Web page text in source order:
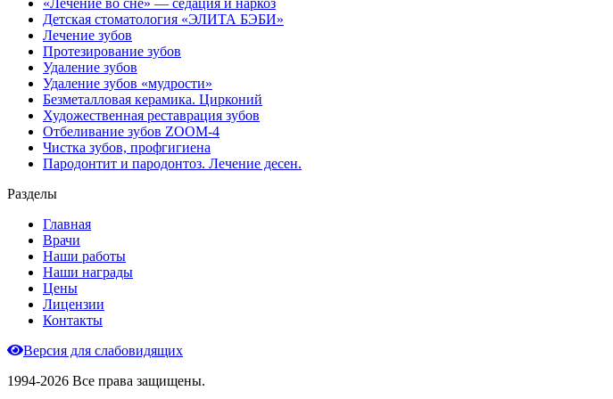
Детская стоматология «ЭЛИТА БЭБИ»
Лечение зубов
Протезирование зубов
Удаление зубов
Удаление зубов «мудрости»
Безметалловая керамика. Цирконий
Художественная реставрация зубов
Отбеливание зубов ZOOM-4
Чистка зубов, профгигиена
Пародонтит и пародонтоз. Лечение десен.
Разделы
Главная
Врачи
Наши работы
Наши награды
Цены
Лицензии
Контакты
Версия для слабовидящих
1994-2026 Все права защищены.